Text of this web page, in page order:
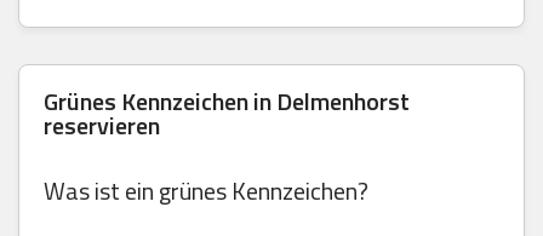
Grünes Kennzeichen in Delmenhorst
reservieren
Was ist ein grünes Kennzeichen?